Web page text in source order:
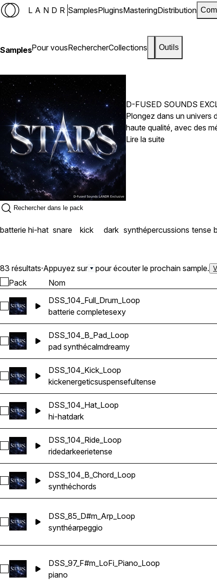
LANDR SamplesPluginsMasteringDistribution
SamplesPour vousRechercherCollections Outils
D-FUSED SOUNDS
Plongez dans un univers
haute qualité, avec des
pour s'intégrer
Lire la suite
batterie hi-hat snare kick dark synthépercussions tense
83 résultats·Appuyez sur pour écouter le prochain sample.
Pack Nom
Sélectionnez DSS_104_Full_Drum_Loop
DSS_104_Full_Drum_Loop
batterie completesexy
Sélectionnez DSS_104_B_Pad_Loop
DSS_104_B_Pad_Loop
pad synthécalmdreamy
Sélectionnez DSS_104_Kick_Loop
DSS_104_Kick_Loop
kickenergeticsuspensefultense
Sélectionnez DSS_104_Hat_Loop
DSS_104_Hat_Loop
hi-hatdark
Sélectionnez DSS_104_Ride_Loop
DSS_104_Ride_Loop
ridedarkeerietense
Sélectionnez DSS_104_B_Chord_Loop
DSS_104_B_Chord_Loop
synthéchords
Sélectionnez DSS_85_D#m_Arp_Loop
DSS_85_D#m_Arp_Loop
synthéarpeggio
Sélectionnez DSS_97_F#m_LoFi_Piano_Loop
DSS_97_F#m_LoFi_Piano_Loop
piano